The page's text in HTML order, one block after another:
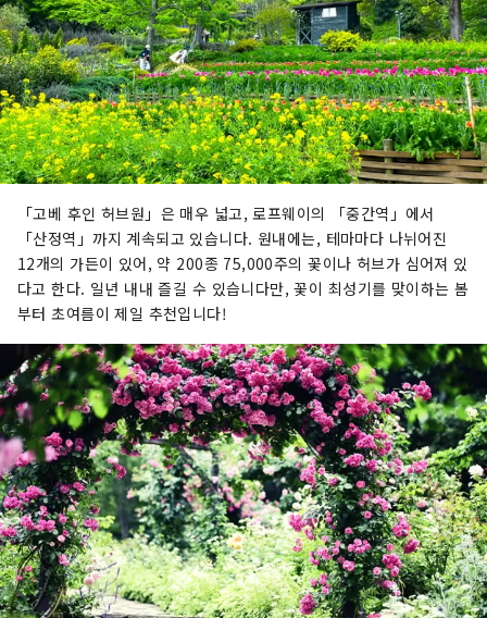
「고베 후인 허브원」은 매우 넓고, 로프웨이의 「중간역」에서
「산정역」까지 계속되고 있습니다. 원내에는, 테마마다 나뉘어진
12개의 가든이 있어, 약 200종 75,000주의 꽃이나 허브가 심어져 있
다고 한다. 일년 내내 즐길 수 있습니다만, 꽃이 최성기를 맞이하는 봄
부터 초여름이 제일 추천입니다!